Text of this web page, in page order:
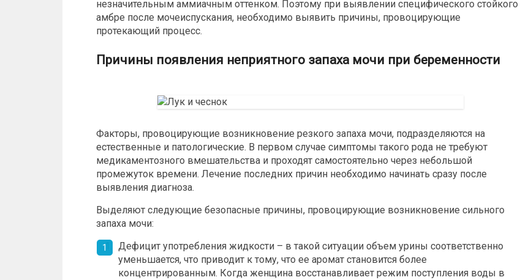
незначительным аммиачным оттенком. Поэтому при выявлении специфического стойкого
амбре после мочеиспускания, необходимо выявить причины, провоцирующие
протекающий процесс.
Причины появления неприятного запаха мочи при беременности
Факторы, провоцирующие возникновение резкого запаха мочи, подразделяются на
естественные и патологические. В первом случае симптомы такого рода не требуют
медикаментозного вмешательства и проходят самостоятельно через небольшой
промежуток времени. Лечение последних причин необходимо начинать сразу после
выявления диагноза.
Выделяют следующие безопасные причины, провоцирующие возникновение сильного
запаха мочи:
Дефицит употребления жидкости – в такой ситуации объем урины соответственно
уменьшается, что приводит к тому, что ее аромат становится более
концентрированным. Когда женщина восстанавливает режим поступления воды в